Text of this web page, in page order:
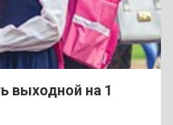
выходной на 1